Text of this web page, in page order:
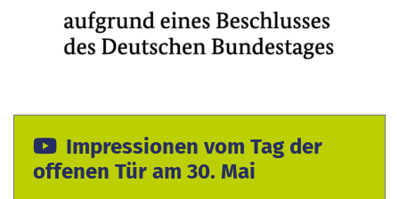
Impressionen vom Tag der
offenen Tür am 30. Mai